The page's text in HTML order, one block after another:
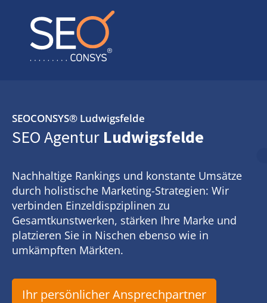
SEOCONSYS® Ludwigsfelde
SEO Agentur Ludwigsfelde
Nachhaltige Rankings und konstante Umsätze
durch holistische Marketing-Strategien: Wir
verbinden Einzeldispziplinen zu
Gesamtkunstwerken, stärken Ihre Marke und
platzieren Sie in Nischen ebenso wie in
umkämpften Märkten.
Ihr persönlicher Ansprechpartner